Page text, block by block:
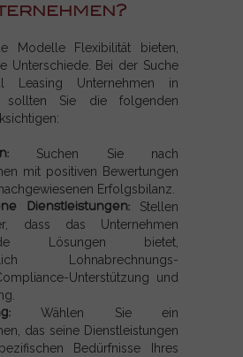
Modelle Flexibilität bieten,
Unterschiede. Bei der Suche
Leasing Unternehmen in
sollten Sie die folgenden
Suchen Sie nach
mit positiven Bewertungen
Erfolgsbilanz.
Dienstleistungen:Stellen
dass das Unternehmen
Lösungen bietet,
Lohnabrechnungs-
Unterstützung und
Wählen Sie ein
das seine Dienstleistungen
Bedürfnisse Ihres